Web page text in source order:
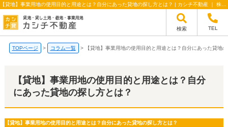
検索 TEL
TOPページ > コラム一覧 > 【貸地】事業用地の使用目的と用途とは？自分にあった貸地
【貸地】事業用地の使用目的と用途とは？自分
にあった貸地の探し方とは？
【貸地】事業用地の使用目的と用途とは？自分にあった貸地の探し方とは？